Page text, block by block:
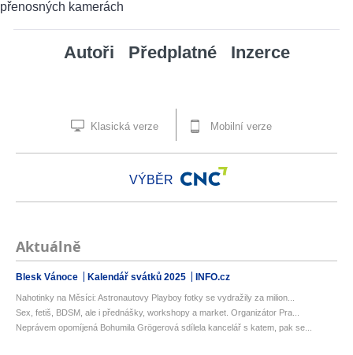
Autoři Předplatné Inzerce
Klasická verze Mobilní verze
VÝBĚR
Aktuálně
Blesk Vánoce Kalendář svátků 2025 INFO.cz
Nahotinky na Měsíci: Astronautovy Playboy fotky se vydražily za milion...
Sex, fetiš, BDSM, ale i přednášky, workshopy a market. Organizátor Pra...
Neprávem opomíjená Bohumila Grögerová sdílela kancelář s katem, pak se...